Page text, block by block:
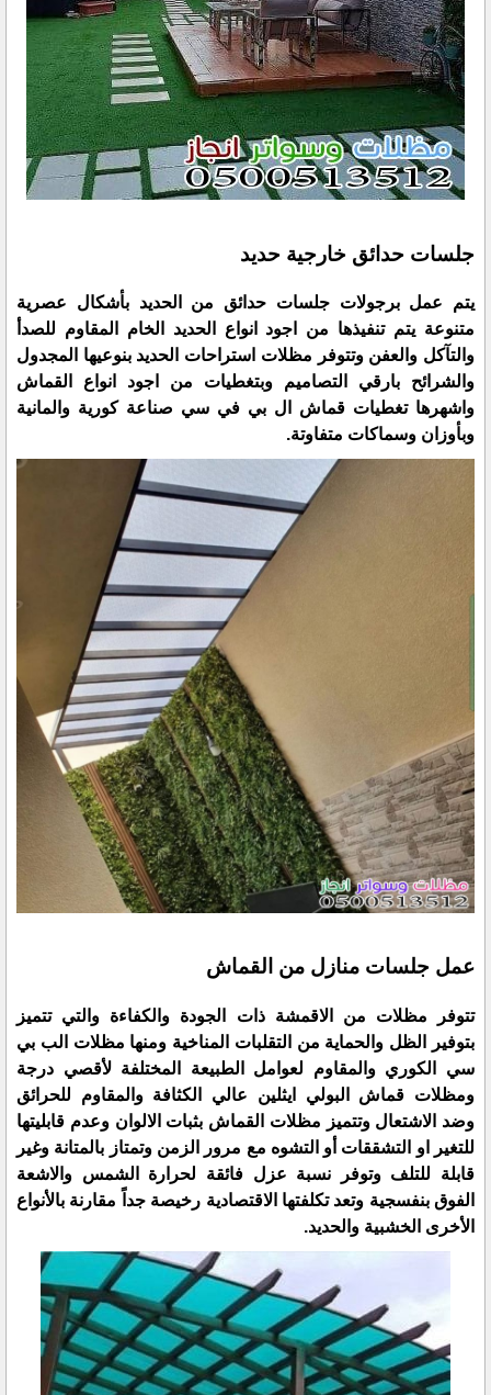
جلسات حدائق خارجية حديد
يتم عمل برجولات جلسات حدائق من الحديد بأشكال عصرية
متنوعة يتم تنفيذها من اجود انواع الحديد الخام المقاوم للصدأ
والتآكل والعفن وتتوفر مظلات استراحات الحديد بنوعيها المجدول
والشرائح بارقي التصاميم وبتغطيات من اجود انواع القماش
واشهرها تغطيات قماش ال بي في سي صناعة كورية والمانية
وبأوزان وسماكات متفاوتة.
عمل جلسات منازل من القماش
تتوفر مظلات من الاقمشة ذات الجودة والكفاءة والتي تتميز
بتوفير الظل والحماية من التقلبات المناخية ومنها مظلات الب بي
سي الكوري والمقاوم لعوامل الطبيعة المختلفة لأقصي درجة
ومظلات قماش البولي ايثلين عالي الكثافة والمقاوم للحرائق
وضد الاشتعال وتتميز مظلات القماش بثبات الالوان وعدم قابليتها
للتغير او التشققات أو التشوه مع مرور الزمن وتمتاز بالمتانة وغير
قابلة للتلف وتوفر نسبة عزل فائقة لحرارة الشمس والاشعة
الفوق بنفسجية وتعد تكلفتها الاقتصادية رخيصة جداً مقارنة بالأنواع
الأخرى الخشبية والحديد.